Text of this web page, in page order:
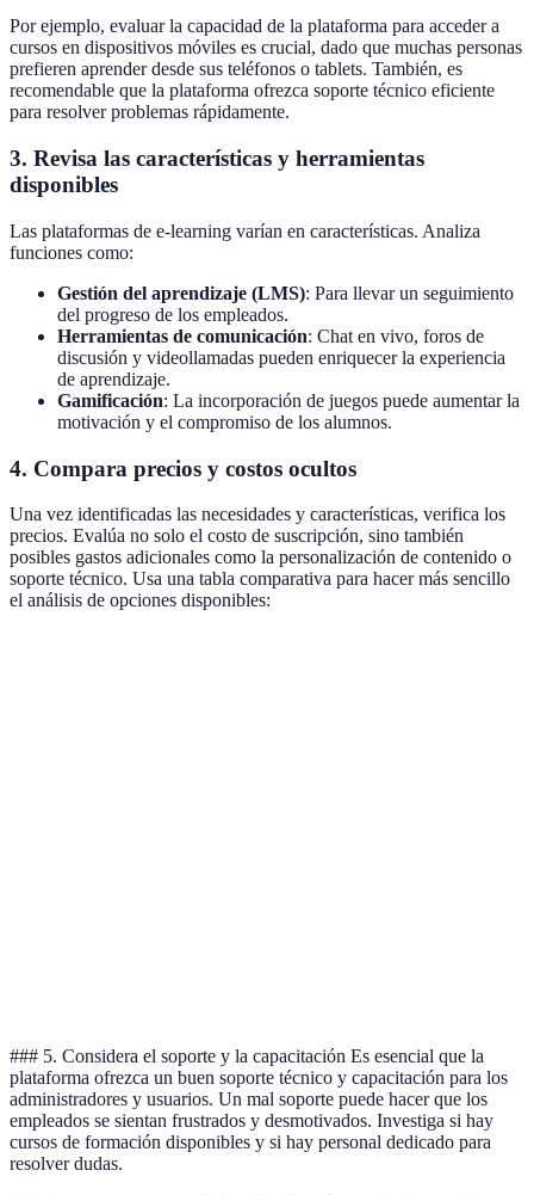
Por ejemplo, evaluar la capacidad de la plataforma para acceder a
cursos en dispositivos móviles es crucial, dado que muchas personas
prefieren aprender desde sus teléfonos o tablets. También, es
recomendable que la plataforma ofrezca soporte técnico eficiente
para resolver problemas rápidamente.
3. Revisa las características y herramientas
disponibles
Las plataformas de e-learning varían en características. Analiza
funciones como:
Gestión del aprendizaje (LMS): Para llevar un seguimiento
del progreso de los empleados.
Herramientas de comunicación: Chat en vivo, foros de
discusión y videollamadas pueden enriquecer la experiencia
de aprendizaje.
Gamificación: La incorporación de juegos puede aumentar la
motivación y el compromiso de los alumnos.
4. Compara precios y costos ocultos
Una vez identificadas las necesidades y características, verifica los
precios. Evalúa no solo el costo de suscripción, sino también
posibles gastos adicionales como la personalización de contenido o
soporte técnico. Usa una tabla comparativa para hacer más sencillo
el análisis de opciones disponibles:
### 5. Considera el soporte y la capacitación Es esencial que la
plataforma ofrezca un buen soporte técnico y capacitación para los
administradores y usuarios. Un mal soporte puede hacer que los
empleados se sientan frustrados y desmotivados. Investiga si hay
cursos de formación disponibles y si hay personal dedicado para
resolver dudas.